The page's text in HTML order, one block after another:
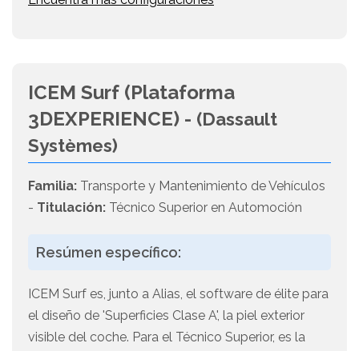
ICEM Surf (Plataforma
3DEXPERIENCE) - (Dassault
Systèmes)
Familia: Transporte y Mantenimiento de Vehículos
- Titulación: Técnico Superior en Automoción
Resúmen específico:
ICEM Surf es, junto a Alias, el software de élite para
el diseño de 'Superficies Clase A', la piel exterior
visible del coche. Para el Técnico Superior, es la